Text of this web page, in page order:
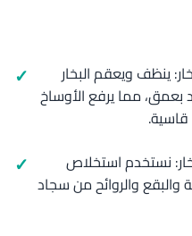
ينظف ويعقم البخار
بعمق، مما يرفع الأوساخ
قاسية.
نستخدم استخلاص
والبقع والروائح من سجاد